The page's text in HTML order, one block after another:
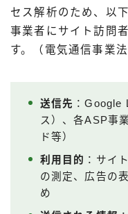
セス解析のため、以
事業者にサイト訪問
す。（電気通信事業
送信先 ：Google
ス）、各ASP事
ド等）
利用目的 ：サイ
の測定、広告の
め